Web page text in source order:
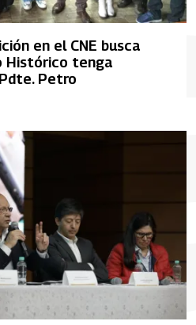
en el CNE busca
Histórico tenga
Petro